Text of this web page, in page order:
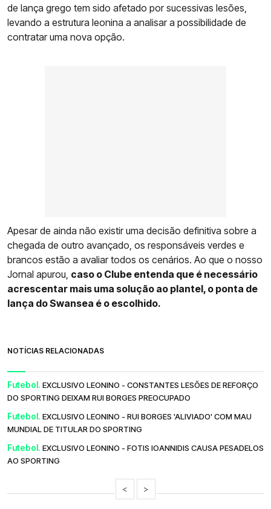
de lança grego tem sido afetado por sucessivas lesões,
levando a estrutura leonina a analisar a possibilidade de
contratar uma nova opção.
Apesar de ainda não existir uma decisão definitiva sobre a
chegada de outro avançado, os responsáveis verdes e
brancos estão a avaliar todos os cenários. Ao que o nosso
Jornal apurou, caso o Clube entenda que é necessário
acrescentar mais uma solução ao plantel, o ponta de
lança do Swansea é o escolhido.
NOTÍCIAS RELACIONADAS
Futebol. EXCLUSIVO LEONINO - CONSTANTES LESÕES DE REFORÇO
DO SPORTING DEIXAM RUI BORGES PREOCUPADO
Futebol. EXCLUSIVO LEONINO - RUI BORGES 'ALIVIADO' COM MAU
MUNDIAL DE TITULAR DO SPORTING
Futebol. EXCLUSIVO LEONINO - FOTIS IOANNIDIS CAUSA PESADELOS
AO SPORTING
< >